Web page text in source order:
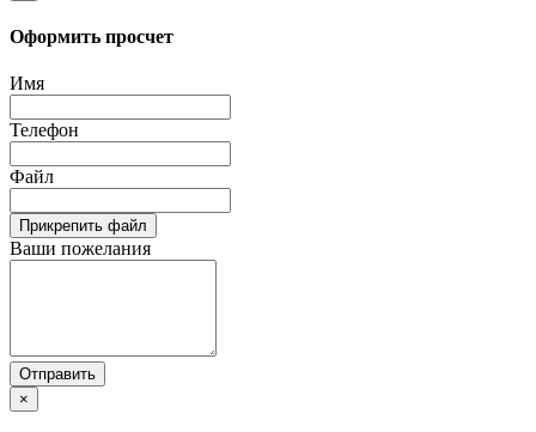
Оформить просчет
Имя
Телефон
Файл
Прикрепить файл
Ваши пожелания
Отправить
×